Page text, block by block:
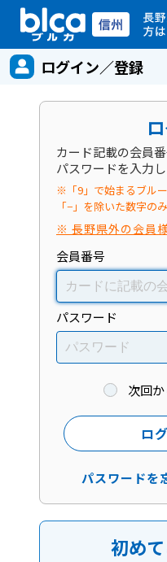
ログイン／登録
カード記載の会員
パスワードを入力し
※「9」で始まるブル
「−」を除いた数字の
※ 長野県外の会員
会員番号
パスワード
次回
ロ
パスワードを
初め